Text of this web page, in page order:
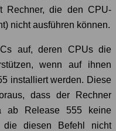
Rechner, die den CPU-
nicht ausführen können.
auf, deren CPUs die
wenn auf ihnen
installiert werden. Diese
dass der Rechner
ab Release 555 keine
die diesen Befehl nicht